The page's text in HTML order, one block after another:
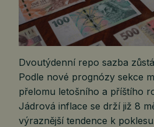
Dvoutýdenní repo sazba
Podle nové prognózy sekce
přelomu letošního a příštího
Jádrová inflace se drží již 8
výraznější tendence k